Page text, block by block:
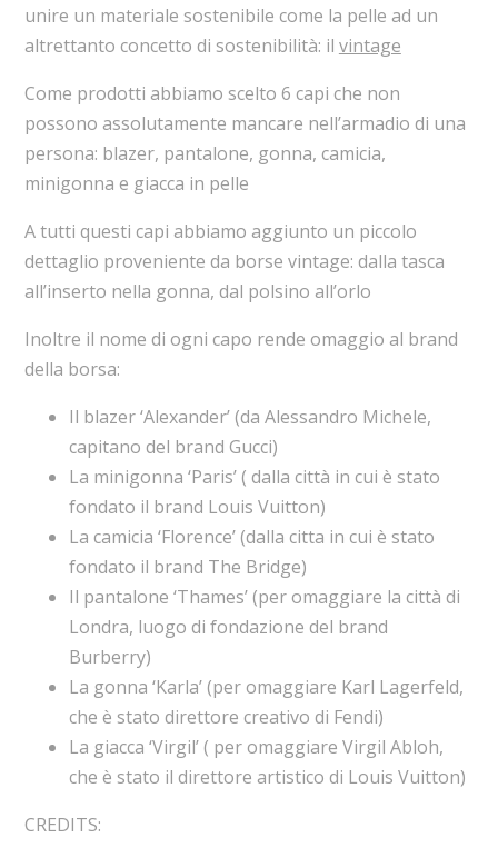
unire un materiale sostenibile come la pelle ad un
altrettanto concetto di sostenibilità: il vintage
Come prodotti abbiamo scelto 6 capi che non
possono assolutamente mancare nell’armadio di una
persona: blazer, pantalone, gonna, camicia,
minigonna e giacca in pelle
A tutti questi capi abbiamo aggiunto un piccolo
dettaglio proveniente da borse vintage: dalla tasca
all’inserto nella gonna, dal polsino all’orlo
Inoltre il nome di ogni capo rende omaggio al brand
della borsa:
Il blazer ‘Alexander’ (da Alessandro Michele,
capitano del brand Gucci)
La minigonna ‘Paris’ ( dalla città in cui è stato
fondato il brand Louis Vuitton)
La camicia ‘Florence’ (dalla citta in cui è stato
fondato il brand The Bridge)
Il pantalone ‘Thames’ (per omaggiare la città di
Londra, luogo di fondazione del brand
Burberry)
La gonna ‘Karla’ (per omaggiare Karl Lagerfeld,
che è stato direttore creativo di Fendi)
La giacca ‘Virgil’ ( per omaggiare Virgil Abloh,
che è stato il direttore artistico di Louis Vuitton)
CREDITS: